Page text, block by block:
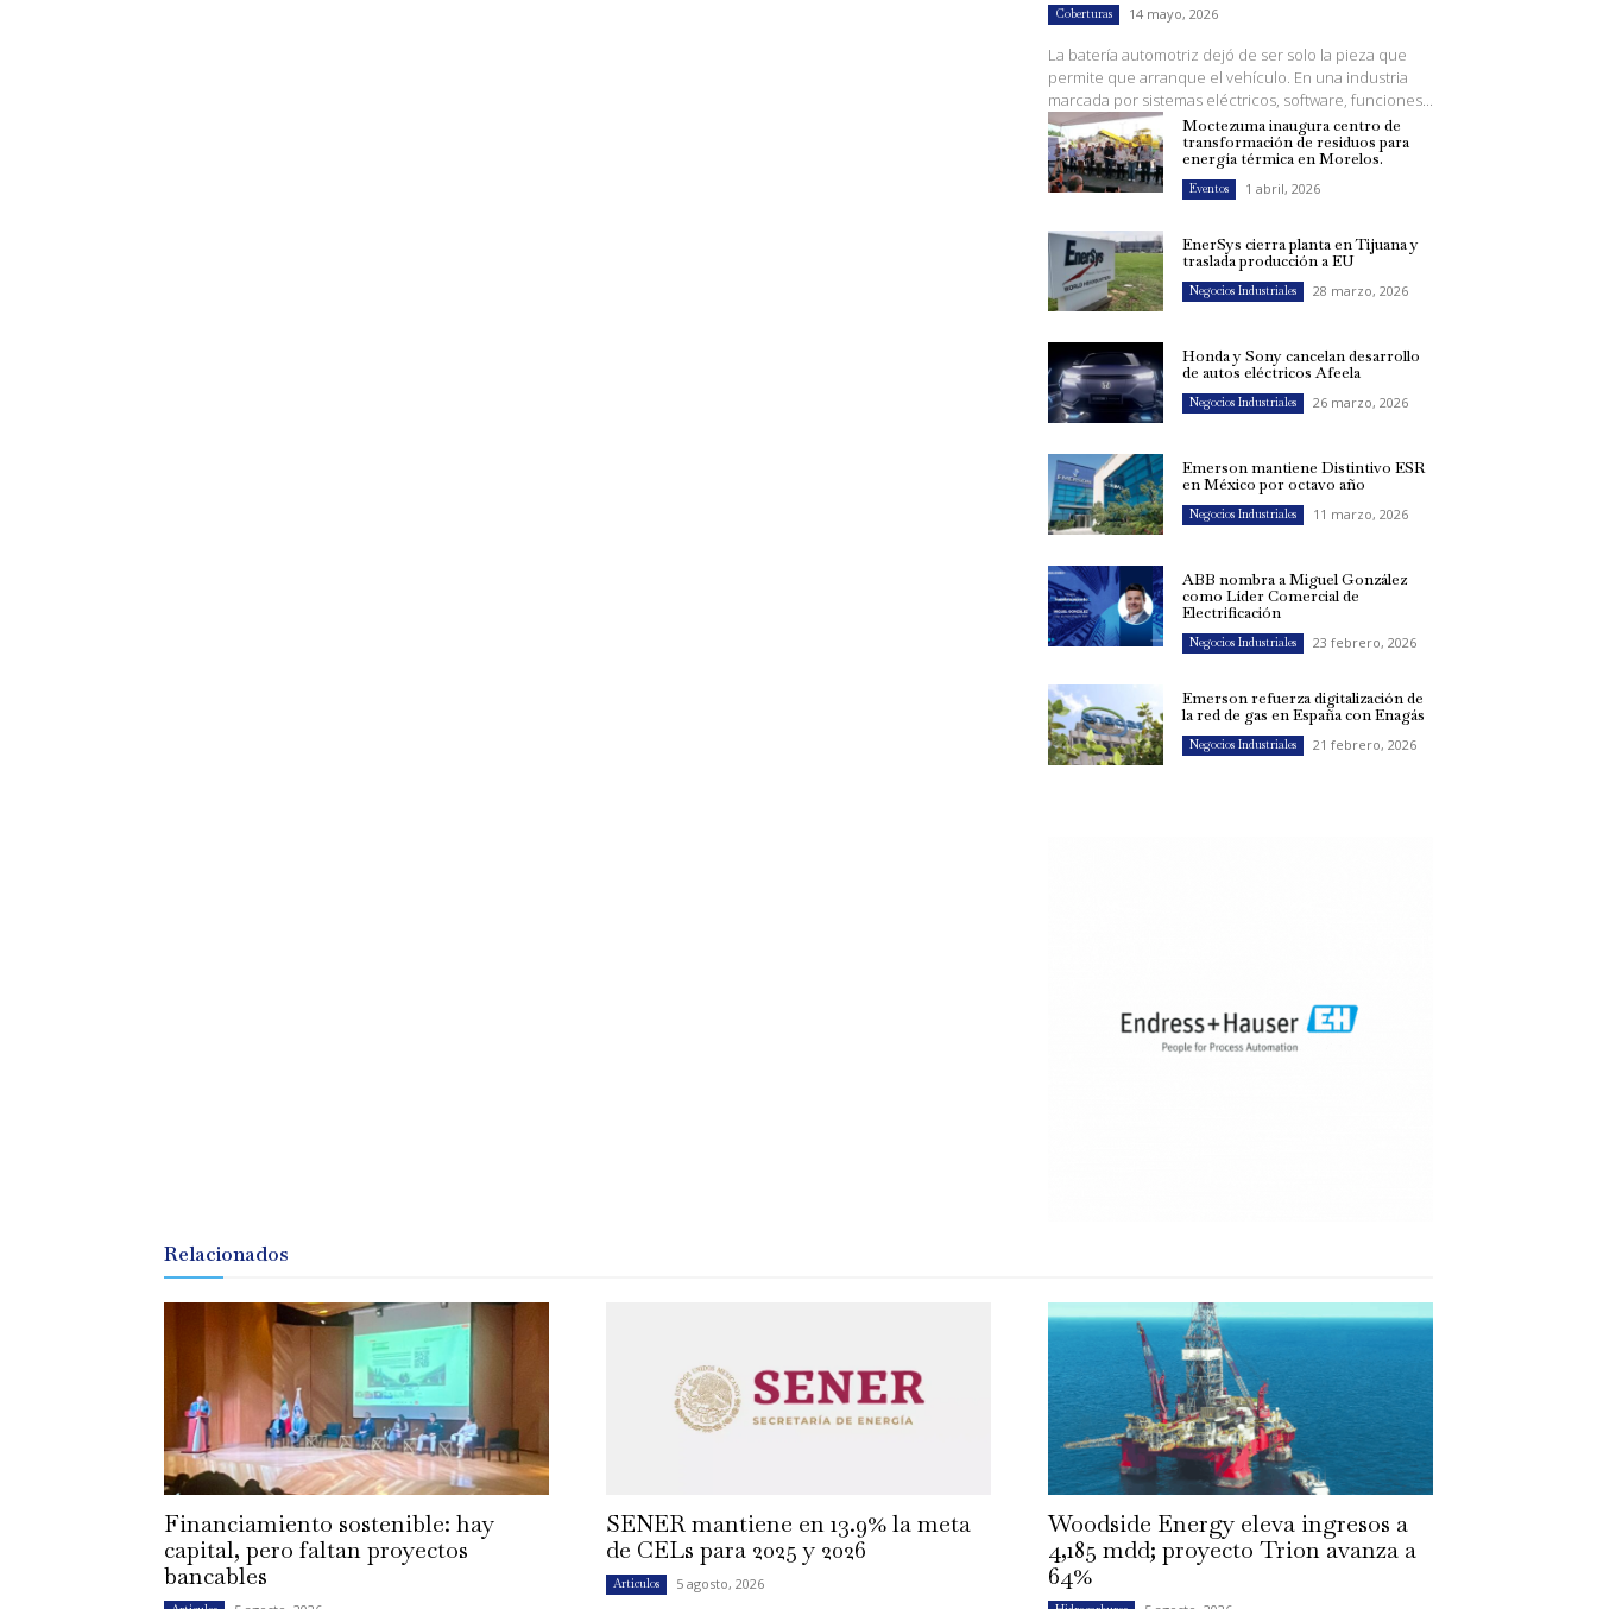
Coberturas 14 mayo, 2026
La batería automotriz dejó de ser solo la pieza que
permite que arranque el vehículo. En una industria
marcada por sistemas eléctricos, software, funciones...
Moctezuma inaugura centro de
transformación de residuos para
energía térmica en Morelos.
Eventos 1 abril, 2026
EnerSys cierra planta en Tijuana y
traslada producción a EU
Negocios Industriales 28 marzo, 2026
Honda y Sony cancelan desarrollo
de autos eléctricos Afeela
Negocios Industriales 26 marzo, 2026
Emerson mantiene Distintivo ESR
en México por octavo año
Negocios Industriales 11 marzo, 2026
ABB nombra a Miguel González
como Líder Comercial de
Electrificación
Negocios Industriales 23 febrero, 2026
Emerson refuerza digitalización de
la red de gas en España con Enagás
Negocios Industriales 21 febrero, 2026
Relacionados
Financiamiento sostenible: hay
capital, pero faltan proyectos
bancables
SENER mantiene en 13.9% la meta
de CELs para 2025 y 2026
Artículos 5 agosto, 2026
Woodside Energy eleva ingresos a
4,185 mdd; proyecto Trion avanza a
64%